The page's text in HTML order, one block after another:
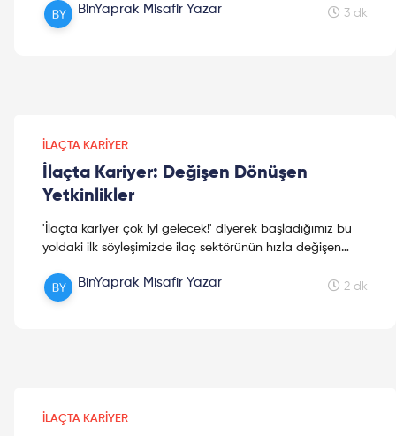
alanlarda çalışmaları olan, birçok başarıya sahip eczacı
Nazan Artun ile ilham dolu bir röportaj gerçekleştirdik.
BinYaprak Misafir Yazar 3 dk
İLAÇTA KARIYER
İlaçta Kariyer: Değişen Dönüşen
Yetkinlikler
'İlaçta kariyer çok iyi gelecek!' diyerek başladığımız bu
yoldaki ilk söyleşimizde ilaç sektörünün hızla değişen
konuştuk. İlaç sektöründeki yenilikler ve değişen
yetkinlikler için haydi okumaya!
BinYaprak Misafir Yazar 2 dk
İLAÇTA KARIYER